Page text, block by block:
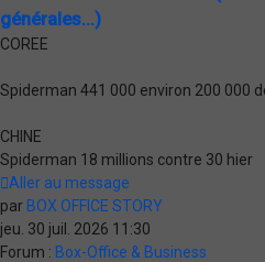
générales...)
COREE
Spiderman 441 000 environ 200 000
CHINE
Spiderman 18 millions contre 30 hier
Aller au message
par BOX OFFICE STORY
jeu. 30 juil. 2026 11:30
Forum : Box-Office & Business